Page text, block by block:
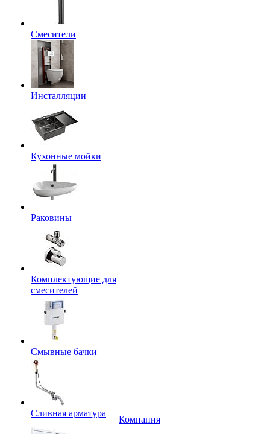
Смесители
Инсталляции
Кухонные мойки
Раковины
Комплектующие для
смесителей
Смывные бачки
Сливная арматура
Компания